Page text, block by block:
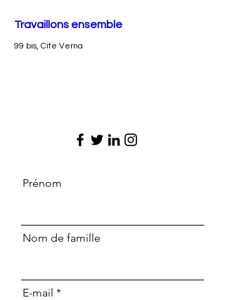
Travaillons ensemble
99 bis, Cite Verna
Prénom
Nom de famille
E-mail